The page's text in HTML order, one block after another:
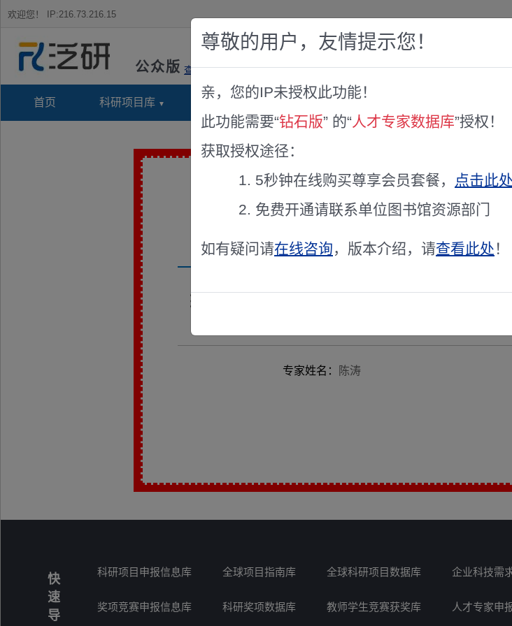
欢迎您！ IP:216.73.216.15
公众版 查看说明
首页 科研项目库 项目指南库 奖项竞赛库
专家
兹聘请《2022年度上海市“科技创新行动计
专家姓名： 陈涛
快
速
导
科研项目申报信息库 全球项目指南库 全球科研项目数据库 企业科技需
奖项竞赛申报信息库 科研奖项数据库 教师学生竞赛获奖库 人才专家申
尊敬的用户，友情提示您！
亲，您的IP未授权此功能！
此功能需要“钻石版” 的“ 人才专家数据库”授权！
获取授权途径：
5秒钟在线购买尊享会员套餐，
点击此处
免费开通请联系单位图书馆资源部门
如有疑问请在线咨询，版本介绍，请查看此处 ！